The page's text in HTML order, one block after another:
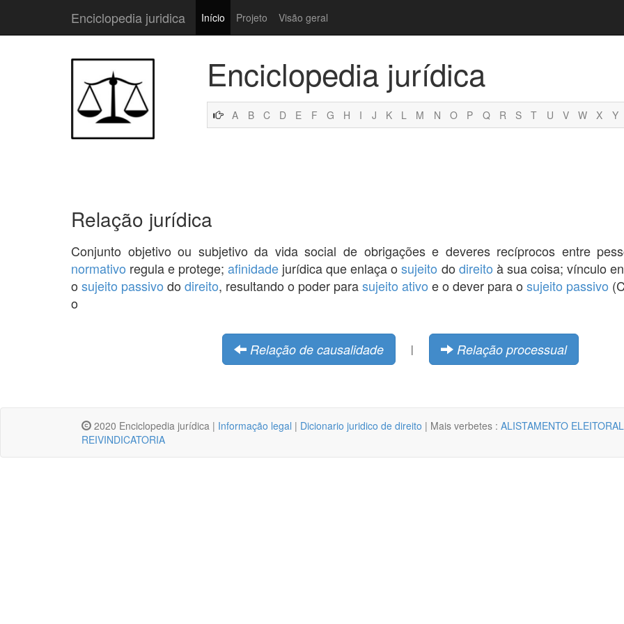
Enciclopedia juridica Início Projeto Visão geral
Enciclopedia jurídica
A B C D E F G H I J K L M N O P Q R S T U V W X Y
Relação jurídica
Conjunto objetivo ou subjetivo da vida social de obrigações e deveres recíprocos entre
normativo regula e protege;afinidade jurídica que enlaça osujeito do direito à sua coisa; vínculo
o sujeito passivo do direito, resultando o poder parasujeito ativo e o dever para o sujeito passivo
o
Relação de causalidade | Relação processual
2020 Enciclopedia jurídica | Informação legal | Dicionario juridico de direito | Mais verbetes : ALISTAMENTO ELEITORAL
REIVINDICATORIA